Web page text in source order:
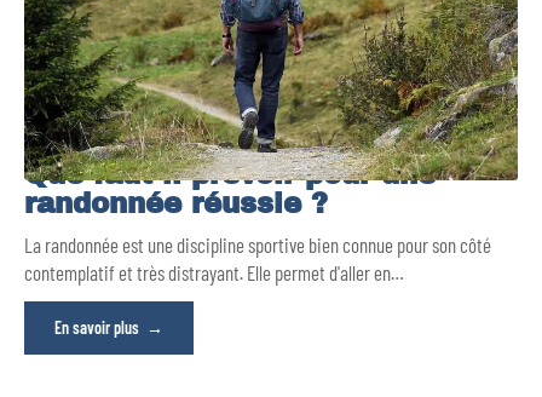
Que faut-il prévoir pour une
randonnée réussie ?
La randonnée est une discipline sportive bien connue pour son côté
contemplatif et très distrayant. Elle permet d'aller en…
En savoir plus